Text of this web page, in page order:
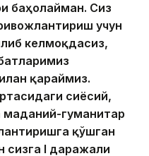
баҳолайман. Сиз
учун
келмоқдасиз,
қараймиз.
сиёсий,
маданий-гуманитар
қўшган
сизга I даражали